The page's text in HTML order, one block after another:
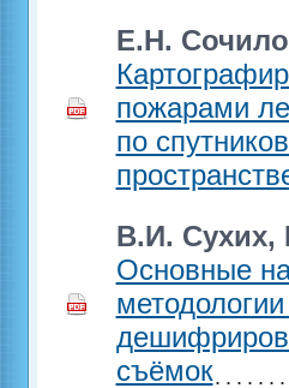
Е.Н.
пожарами
по
В.И. Сухих,
Основные
съёмок